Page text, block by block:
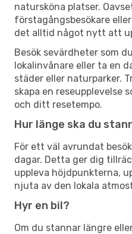
natursköna platser.
förstagångsbesökare
det alltid något nytt att
Besök sevärdheter som
lokalinvånare eller ta en
städer eller naturparker.
skapa en reseupplevelse
och ditt resetempo.
Hur länge ska du
För ett väl avrundat
dagar. Detta ger dig
uppleva höjdpunkterna,
njuta av den lokala
Hyr en bil?
Om du stannar längre